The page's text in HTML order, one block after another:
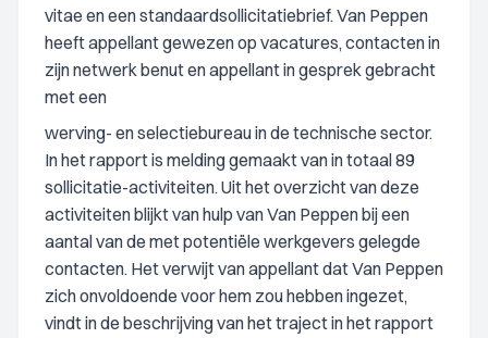
vitae en een standaardsollicitatiebrief. Van Peppen
heeft appellant gewezen op vacatures, contacten in
zijn netwerk benut en appellant in gesprek gebracht
met een
werving- en selectiebureau in de technische sector.
In het rapport is melding gemaakt van in totaal 89
sollicitatie-activiteiten. Uit het overzicht van deze
activiteiten blijkt van hulp van Van Peppen bij een
aantal van de met potentiële werkgevers gelegde
contacten. Het verwijt van appellant dat Van Peppen
zich onvoldoende voor hem zou hebben ingezet,
vindt in de beschrijving van het traject in het rapport